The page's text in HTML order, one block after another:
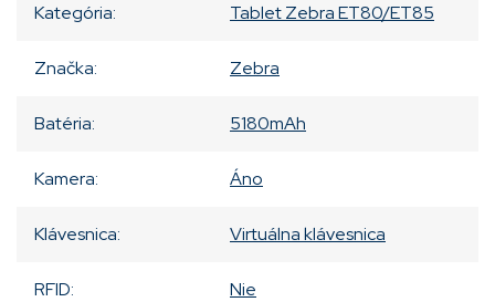
Kategória: Tablet Zebra ET80/ET85
Značka: Zebra
Batéria: 5180mAh
Kamera: Áno
Klávesnica: Virtuálna klávesnica
RFID: Nie